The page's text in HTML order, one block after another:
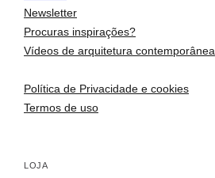
Newsletter
Procuras inspirações?
Vídeos de arquitetura contemporânea
Política de Privacidade e cookies
Termos de uso
LOJA